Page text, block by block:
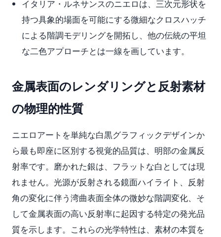
イタリア・ルネサンスのニエロは、三次元形状を
持つ具象的場面を可能にする微細なクロスハッチ
による階調モデリングを開拓し、他の伝統の平坦
な二色アプローチとは一線を画しています。
金属表面のレンダリングと反射素材
の物理的性質
ニエロアートを単純な白黒グラフィックデザインか
ら最も即座に区別する視覚的品質は、明部の金属反
射率です。磨かれた銀は、フラットな白としては現
れません。光源が反射される鏡面ハイライト、反射
角の変化に伴う湾曲表面全体の微妙な階調変化、そ
して金属表面の高い反射率に起因する特定の発光品
質を示します。これらの光学特性は、素材の本質を